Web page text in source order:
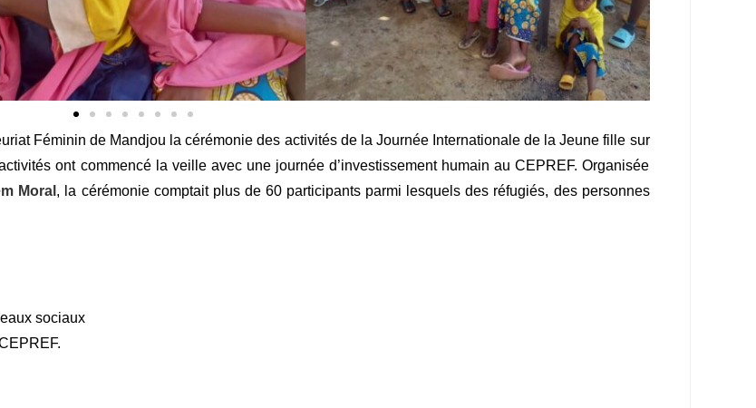
Féminin de Mandjou la cérémonie des activités de la Journée Internationale de la Jeune fille sur
ont commencé la veille avec une journée d’investissement humain au CEPREF. Organisée
Moral , la cérémonie comptait plus de 60 participants parmi lesquels des réfugiés, des personnes
sociaux